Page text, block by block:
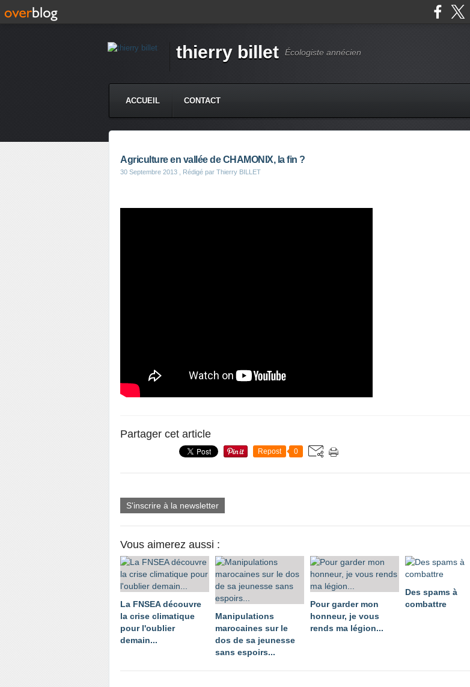
thierry billet Écologiste annécien
ACCUEIL CONTACT
Agriculture en vallée de CHAMONIX, la fin ?
30 Septembre 2013 , Rédigé par Thierry BILLET
Partager cet article
Repost 0
S'inscrire à la newsletter
Vous aimerez aussi :
La FNSEA découvre
la crise climatique
pour l'oublier
demain...
Manipulations
marocaines sur le
dos de sa jeunesse
sans espoirs...
Pour garder mon
honneur, je vous
rends ma légion...
Des spams à
combattre